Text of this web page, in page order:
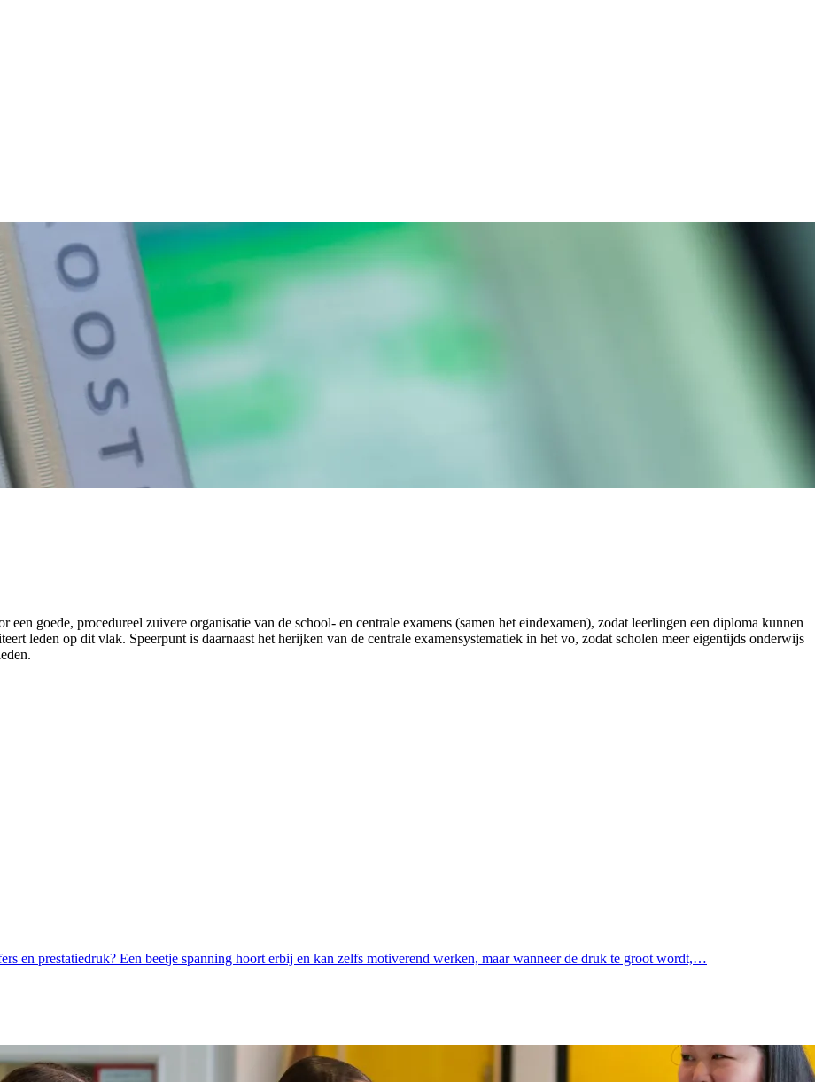
goede, procedureel zuivere organisatie van de school- en centrale examens (samen het eindexamen), zodat leerlingen een diploma kunnen
leden op dit vlak. Speerpunt is daarnaast het herijken van de centrale examensystematiek in het vo, zodat scholen meer eigentijds onderwijs
en prestatiedruk? Een beetje spanning hoort erbij en kan zelfs motiverend werken, maar wanneer de druk te groot wordt,…